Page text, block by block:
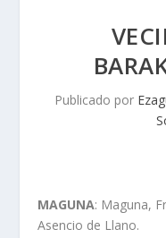
Publicado por
MAGUNA: Maguna,
Asencio de Llano.